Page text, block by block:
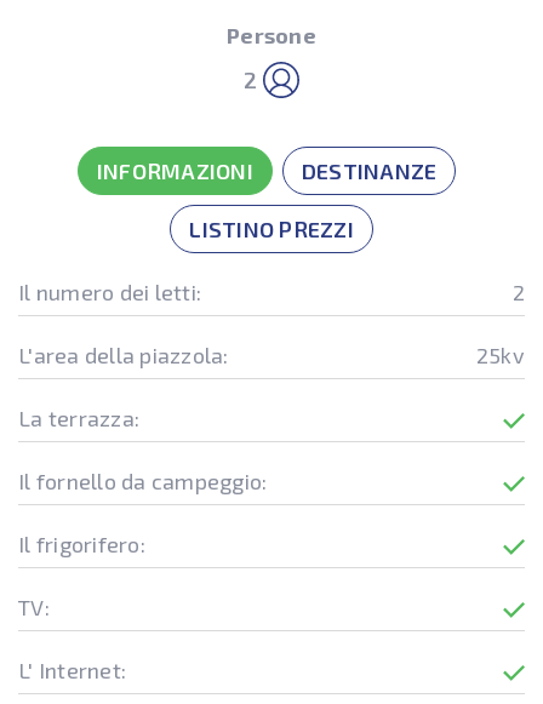
Persone
2
INFORMAZIONI DESTINANZE
LISTINO PREZZI
Il numero dei letti: 2
L'area della piazzola: 25kv
La terrazza:
Il fornello da campeggio:
Il frigorifero:
TV:
L' Internet: